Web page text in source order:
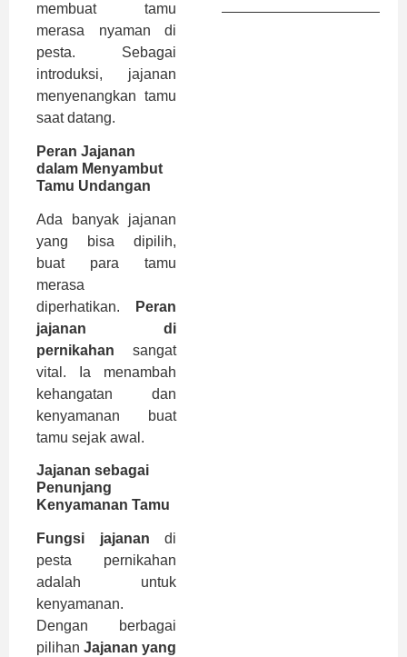
membuat tamu
merasa nyaman di
pesta. Sebagai
introduksi, jajanan
menyenangkan tamu
saat datang.
Peran Jajanan
dalam Menyambut
Tamu Undangan
Ada banyak jajanan
yang bisa dipilih,
buat para tamu
merasa
diperhatikan.
Peran
jajanan di
pernikahan sangat
vital. Ia menambah
kehangatan dan
kenyamanan buat
tamu sejak awal.
Jajanan sebagai
Penunjang
Kenyamanan Tamu
Fungsi jajanan di
pesta pernikahan
adalah untuk
kenyamanan.
Dengan berbagai
pilihan Jajanan yang